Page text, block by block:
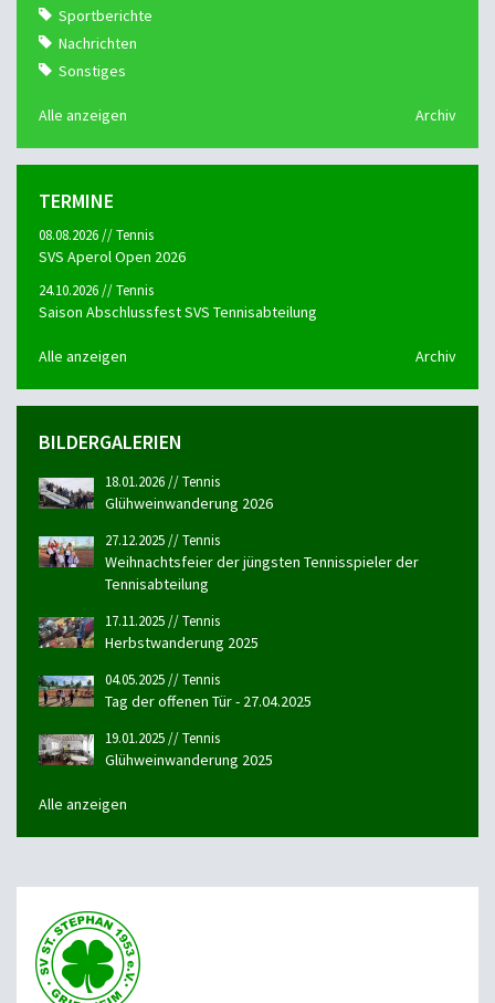
Sportberichte
Nachrichten
Sonstiges
Alle anzeigen Archiv
TERMINE
08.08.2026 // Tennis
SVS Aperol Open 2026
24.10.2026 // Tennis
Saison Abschlussfest SVS Tennisabteilung
Alle anzeigen Archiv
BILDERGALERIEN
18.01.2026 // Tennis
Glühweinwanderung 2026
27.12.2025 // Tennis
Weihnachtsfeier der jüngsten Tennisspieler der
Tennisabteilung
17.11.2025 // Tennis
Herbstwanderung 2025
04.05.2025 // Tennis
Tag der offenen Tür - 27.04.2025
19.01.2025 // Tennis
Glühweinwanderung 2025
Alle anzeigen